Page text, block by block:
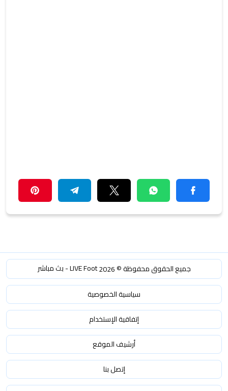
جميع الحقوق محفوظة ©2026LIVE Foot - بث مباشر
سياسية الخصوصية
إتفاقية الإستخدام
أرشيف الموقع
إتصل بنا